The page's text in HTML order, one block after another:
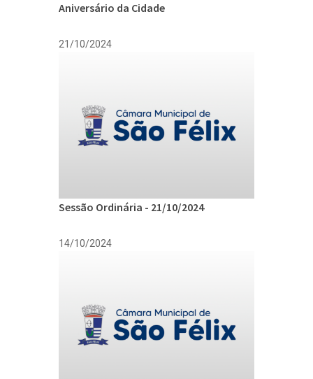
Aniversário da Cidade
21/10/2024
Sessão Ordinária - 21/10/2024
14/10/2024